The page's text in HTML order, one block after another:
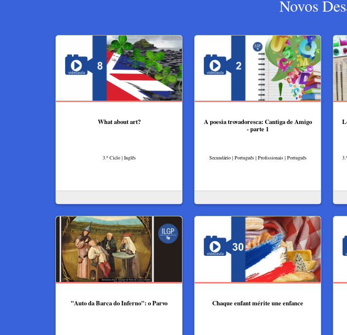
Novos
What about art?
3.º Ciclo | Inglês
A poesia trovadoresca: Cantiga de Amigo
- parte 1
Secundário | Português | Profissionais | Português
"Auto da Barca do Inferno": o Parvo Chaque enfant mérite une enfance